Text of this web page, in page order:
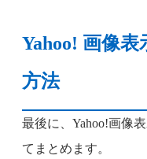
Yahoo! 画像
方法
最後に、Yahoo!画像
てまとめます。